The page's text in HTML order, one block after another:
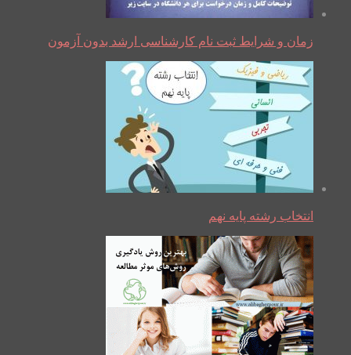
زمان و شرایط ثبت نام کارشناسی ارشد بدون آزمون
انتخاب رشته پایه نهم